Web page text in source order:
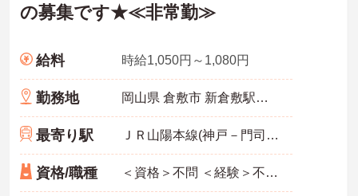
の募集です★≪非常勤≫
給料 時給1,050円～1,080円
勤務地 岡山県 倉敷市 新倉敷駅前3-171
最寄り駅 ＪＲ山陽本線(神戸－門司)「新倉敷駅」徒歩10分
資格/職種 ＜資格＞不問 ＜経験＞不問 ※無資格者:入社半年以内に会社負担で認知症介護基礎研修受講